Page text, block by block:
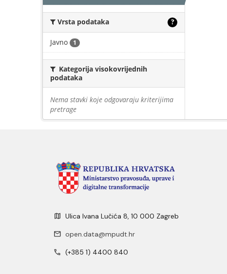
Vrsta podataka ?
Javno 1
Kategorija visokovrijednih
podataka
Nema stavki koje odgovaraju kriterijima
pretrage